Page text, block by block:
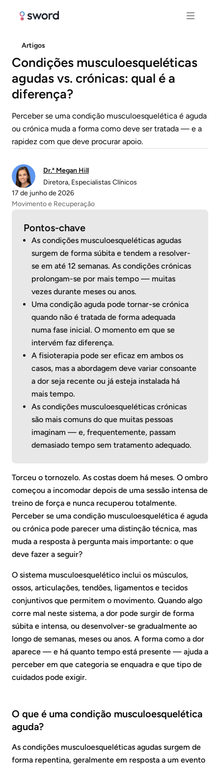
Artigos
Condições musculoesqueléticas
agudas vs. crónicas: qual é a
diferença?
Perceber se uma condição musculoesquelética é aguda
ou crónica muda a forma como deve ser tratada — e a
rapidez com que deve procurar apoio.
Dr.ª Megan Hill
Diretora, Especialistas Clínicos
17 de junho de 2026
Movimento e Recuperação
Pontos-chave
As condições musculoesqueléticas agudas
surgem de forma súbita e tendem a resolver-
se em até 12 semanas. As condições crónicas
prolongam-se por mais tempo — muitas
vezes durante meses ou anos.
Uma condição aguda pode tornar-se crónica
quando não é tratada de forma adequada
numa fase inicial. O momento em que se
intervém faz diferença.
A fisioterapia pode ser eficaz em ambos os
casos, mas a abordagem deve variar consoante
a dor seja recente ou já esteja instalada há
mais tempo.
As condições musculoesqueléticas crónicas
são mais comuns do que muitas pessoas
imaginam — e, frequentemente, passam
demasiado tempo sem tratamento adequado.
Torceu o tornozelo. As costas doem há meses. O ombro
começou a incomodar depois de uma sessão intensa de
treino de força e nunca recuperou totalmente.
Perceber se uma condição musculoesquelética é aguda
ou crónica pode parecer uma distinção técnica, mas
muda a resposta à pergunta mais importante: o que
deve fazer a seguir?
O sistema musculoesquelético inclui os músculos,
ossos, articulações, tendões, ligamentos e tecidos
conjuntivos que permitem o movimento. Quando algo
corre mal neste sistema, a dor pode surgir de forma
súbita e intensa, ou desenvolver-se gradualmente ao
longo de semanas, meses ou anos. A forma como a dor
aparece — e há quanto tempo está presente — ajuda a
perceber em que categoria se enquadra e que tipo de
cuidados pode exigir.
O que é uma condição musculoesquelética
aguda?
As condições musculoesqueléticas agudas surgem de
forma repentina, geralmente em resposta a um evento